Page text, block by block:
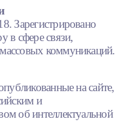
Зарегистрировано
в сфере связи,
коммуникаций.
на сайте,
и
об интеллектуальной